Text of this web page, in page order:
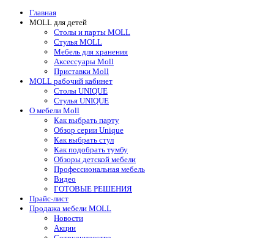
Главная
MOLL для детей
Столы и парты MOLL
Стулья MOLL
Мебель для хранения
Аксессуары Moll
Приставки Moll
MOLL рабочий кабинет
Столы UNIQUE
Стулья UNIQUE
О мебели Moll
Как выбрать парту
Обзор серии Unique
Как выбрать стул
Как подобрать тумбу
Обзоры детской мебели
Профессиональная мебель
Видео
ГОТОВЫЕ РЕШЕНИЯ
Прайс-лист
Продажа мебели MOLL
Новости
Акции